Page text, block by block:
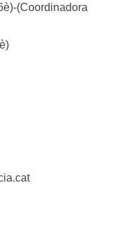
(Coordinadora